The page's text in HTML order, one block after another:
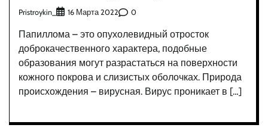
Pristroykin_ 16 Марта 2022 0
Папиллома – это опухолевидный отросток
доброкачественного характера, подобные
образования могут разрастаться на поверхности
кожного покрова и слизистых оболочках. Природа
происхождения – вирусная. Вирус проникает в […]